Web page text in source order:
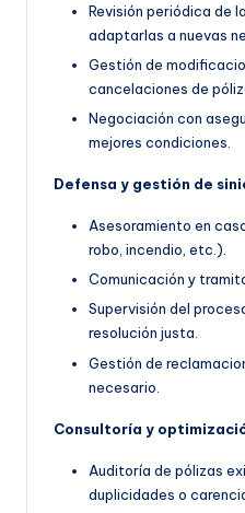
Revisión periódica de
adaptarlas a nuevas
Gestión de
cancelaciones de
Negociación con
mejores condiciones.
Defensa y gestión de
Asesoramiento en
robo, incendio, etc.).
Comunicación y
Supervisión del
resolución justa.
Gestión de
necesario.
Consultoría y
Auditoría de pólizas
duplicidades o